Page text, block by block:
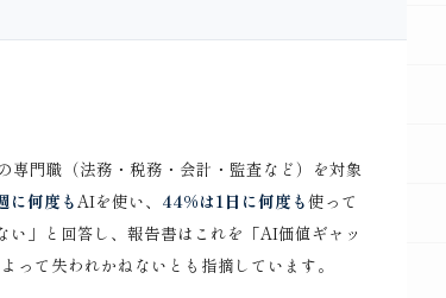
門職（法務・税務・会計・監査など）を対象
に何度もAIを使い、 44%は1日に何度も使って
」と回答し、報告書はこれを「AI価値ギャッ
って失われかねないとも指摘しています。